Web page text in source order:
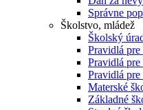
Správne
Školstvo, mládež
Školský
Pravidlá
Pravidlá
Pravidlá
Materské
Základné